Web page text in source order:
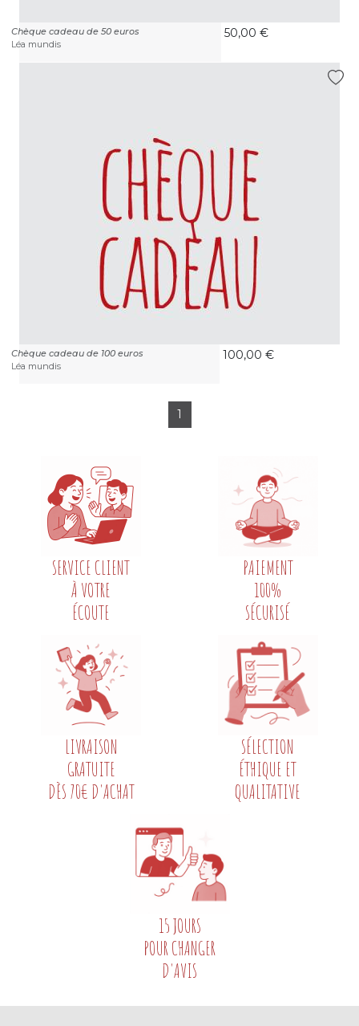
Chèque cadeau de 50 euros
Léa mundis
50,00 €
Chèque cadeau de 100 euros
Léa mundis
100,00 €
1
SERVICE CLIENT
À VOTRE
ÉCOUTE
PAIEMENT
100%
SÉCURISÉ
LIVRAISON
GRATUITE
DÈS 70€ D'ACHAT
SÉLECTION
ÉTHIQUE ET
QUALITATIVE
15 JOURS
POUR CHANGER
D'AVIS